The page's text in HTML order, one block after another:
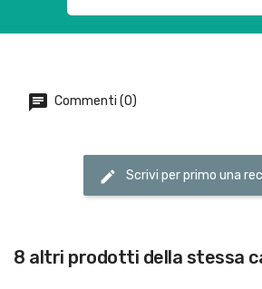
Commenti (0)
Scrivi per primo una
8 altri prodotti della stessa